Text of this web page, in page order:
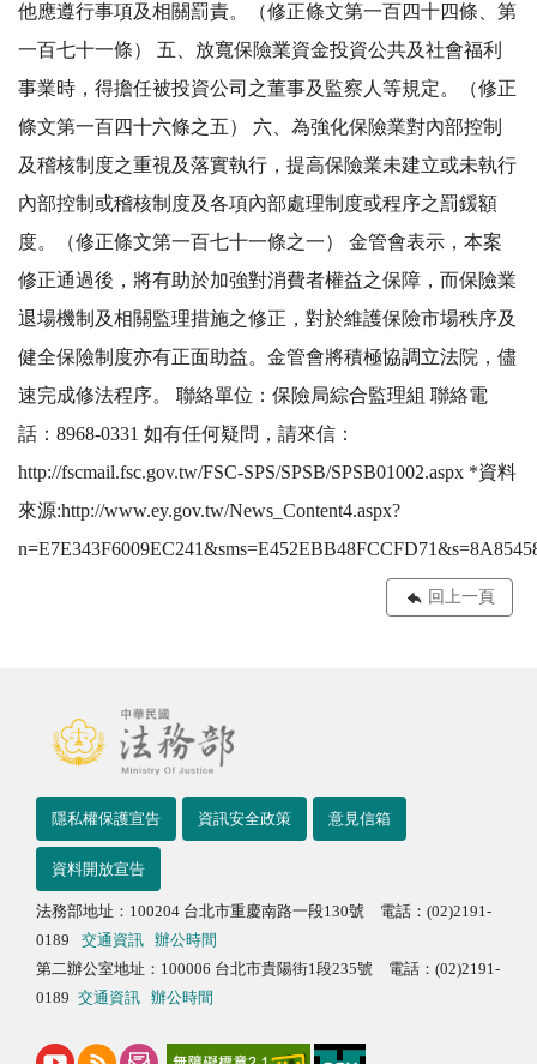
他應遵行事項及相關罰責。（修正條文第一百四十四條、第
一百七十一條） 五、放寬保險業資金投資公共及社會福利
事業時，得擔任被投資公司之董事及監察人等規定。（修正
條文第一百四十六條之五） 六、為強化保險業對內部控制
及稽核制度之重視及落實執行，提高保險業未建立或未執行
內部控制或稽核制度及各項內部處理制度或程序之罰鍰額
度。（修正條文第一百七十一條之一） 金管會表示，本案
修正通過後，將有助於加強對消費者權益之保障，而保險業
退場機制及相關監理措施之修正，對於維護保險市場秩序及
健全保險制度亦有正面助益。金管會將積極協調立法院，儘
速完成修法程序。 聯絡單位：保險局綜合監理組 聯絡電
話：8968-0331 如有任何疑問，請來信：
http://fscmail.fsc.gov.tw/FSC-SPS/SPSB/SPSB01002.aspx *資料
來源:http://www.ey.gov.tw/News_Content4.aspx?
回上一頁
隱私權保護宣告 資訊安全政策 意見信箱
資料開放宣告
法務部地址：100204 台北市重慶南路一段130號 電話：(02)2191-
0189
交通資訊
辦公時間
第二辦公室地址：100006 台北市貴陽街1段235號 電話：(02)2191-
0189 交通資訊 辦公時間